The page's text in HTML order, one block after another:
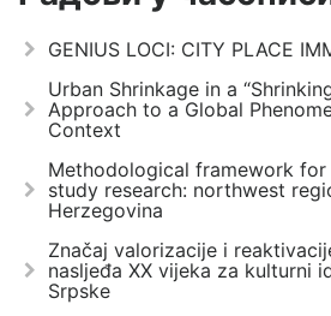
GENIUS LOCI: CITY PLACE
Urban Shrinkage in a
Approach to a Global
Context
Methodological framework
study research: northwest
Herzegovina
Značaj valorizacije i
nasljeđa XX vijeka za kulturni
Srpske